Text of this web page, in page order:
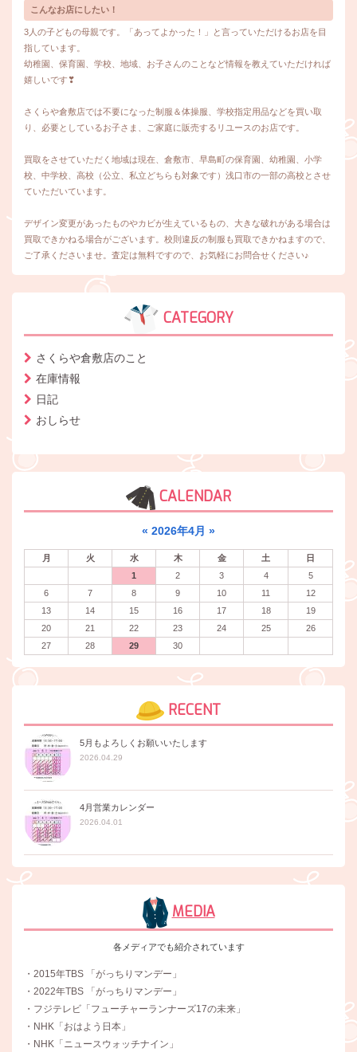
こんなお店にしたい！
3人の子どもの母親です。「あってよかった！」と言っていただけるお店を目
指しています。
幼稚園、保育園、学校、地域、お子さんのことなど情報を教えていただければ
嬉しいです❣
さくらや倉敷店では不要になった制服＆体操服、学校指定用品などを買い取
り、必要としているお子さま、ご家庭に販売するリユースのお店です。
買取をさせていただく地域は現在、倉敷市、早島町の保育園、幼稚園、小学
校、中学校、高校（公立、私立どちらも対象です）浅口市の一部の高校とさせ
ていただいています。
デザイン変更があったものやカビが生えているもの、大きな破れがある場合は
買取できかねる場合がございます。校則違反の制服も買取できかねますので、
ご了承くださいませ。査定は無料ですので、お気軽にお問合せください♪
CATEGORY
さくらや倉敷店のこと
在庫情報
日記
おしらせ
CALENDAR
« 2026年4月 »
月 火 水 木 金 土
日
1
2 3 4
5
6
7 8 9 10 11
12
13
14 15 16 17 18
19
20
21 22 23 24 25
26
27
28 29 30
RECENT
5月もよろしくお願いいたします
2026.04.29
4月営業カレンダー
2026.04.01
MEDIA
各メディアでも紹介されています
・2015年TBS 「がっちりマンデー」
・2022年TBS 「がっちりマンデー」
・フジテレビ「フューチャーランナーズ17の未来」
・NHK「おはよう日本」
・NHK「ニュースウォッチナイン」